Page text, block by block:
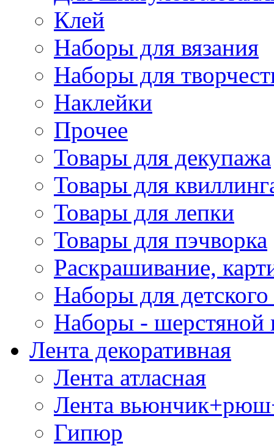
Клей
Наборы для вязания
Наборы для
Наклейки
Прочее
Товары для декупажа
Товары для
Товары для лепки
Товары для пэчворка
Раскрашивание,
Наборы для
Наборы - шерстяной
Лента декоративная
Лента атласная
Лента
Гипюр